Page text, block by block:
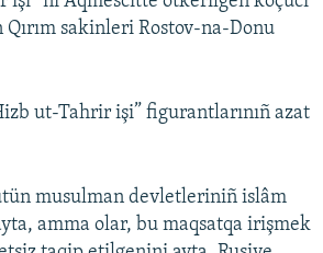
sakinleri Rostov-na-Donu
ut-Tahrir işi” figurantlarınıñ azat
musulman devletleriniñ islâm
amma olar, bu maqsatqa irişmek